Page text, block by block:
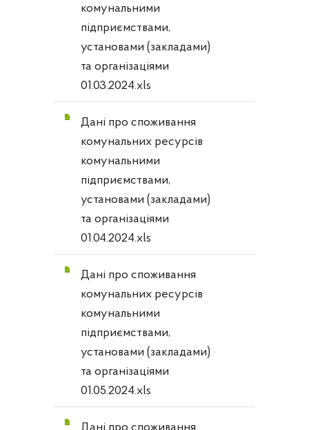
комунальними
підприємствами,
установами (закладами)
та організаціями
01.03.2024.xls
Дані про споживання
комунальних ресурсів
комунальними
підприємствами,
установами (закладами)
та організаціями
01.04.2024.xls
Дані про споживання
комунальних ресурсів
комунальними
підприємствами,
установами (закладами)
та організаціями
01.05.2024.xls